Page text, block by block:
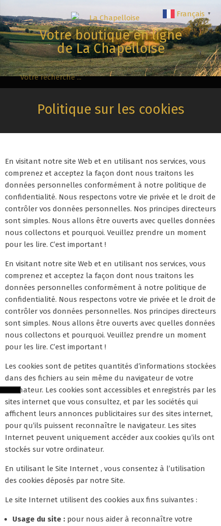
au
contenu
Votre boutique en ligne
de La Chapelloise
Recherche
Secondaire
Politique sur les cookies
En visitant notre site Web et en utilisant nos services, vous
comprenez et acceptez la façon dont nous traitons les
données personnelles conformément à notre politique de
confidentialité. Nous respectons votre vie privée et le droit de
contrôler vos données personnelles. Nos principes directeurs
sont simples. Nous allons être ouverts avec quelles données
nous collectons et pourquoi. Veuillez prendre un moment
pour les lire. C’est important !
En visitant notre site Web et en utilisant nos services, vous
comprenez et acceptez la façon dont nous traitons les
données personnelles conformément à notre politique de
confidentialité. Nous respectons votre vie privée et le droit de
contrôler vos données personnelles. Nos principes directeurs
sont simples. Nous allons être ouverts avec quelles données
nous collectons et pourquoi. Veuillez prendre un moment
pour les lire. C’est important !
Les cookies sont de petites quantités d’informations stockées
dans des fichiers au sein même du navigateur de votre
ordinateur. Les cookies sont accessibles et enregistrés par les
sites internet que vous consultez, et par les sociétés qui
affichent leurs annonces publicitaires sur des sites internet,
pour qu’ils puissent reconnaître le navigateur. Les sites
Internet peuvent uniquement accéder aux cookies qu’ils ont
stockés sur votre ordinateur.
En utilisant le Site Internet , vous consentez à l’utilisation
des cookies déposés par notre Site.
Le site Internet utilisent des cookies aux fins suivantes :
Usage du site : pour nous aider à reconnaître votre
Français ▼